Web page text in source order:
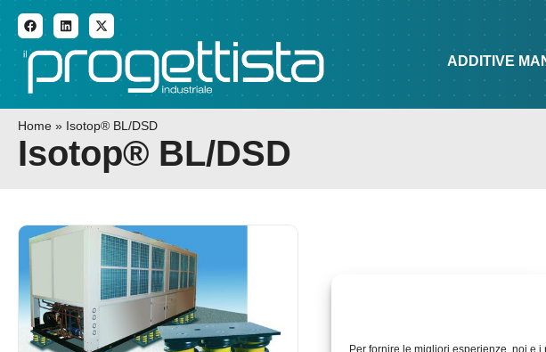
Per fornire le migliori esperienze, noi e
ADDITIVE MANUFACTURING QUADERNI DI
ADDITIVE
Home » Isotop® BL/DSD
Isotop® BL/DSD